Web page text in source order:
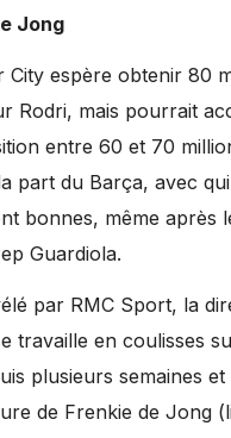
Jong
City espère obtenir 80
Rodri, mais pourrait
entre 60 et 70
part du Barça, avec
bonnes, même après
Guardiola.
par RMC Sport, la
travaille en coulisses
plusieurs semaines et
de Frenkie de Jong